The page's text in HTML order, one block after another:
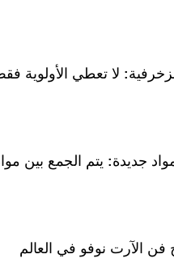
لا تعطي الأولوية
جديدة: يتم الجمع بين
فن الآرت نوفو في العالم